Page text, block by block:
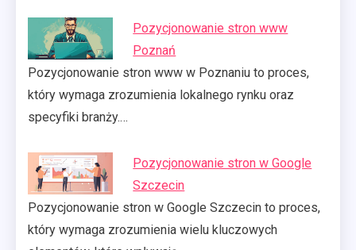
Pozycjonowanie stron www
Poznań
Pozycjonowanie stron www w Poznaniu to proces,
który wymaga zrozumienia lokalnego rynku oraz
specyfiki branży.…
Pozycjonowanie stron w Google
Szczecin
Pozycjonowanie stron w Google Szczecin to proces,
który wymaga zrozumienia wielu kluczowych